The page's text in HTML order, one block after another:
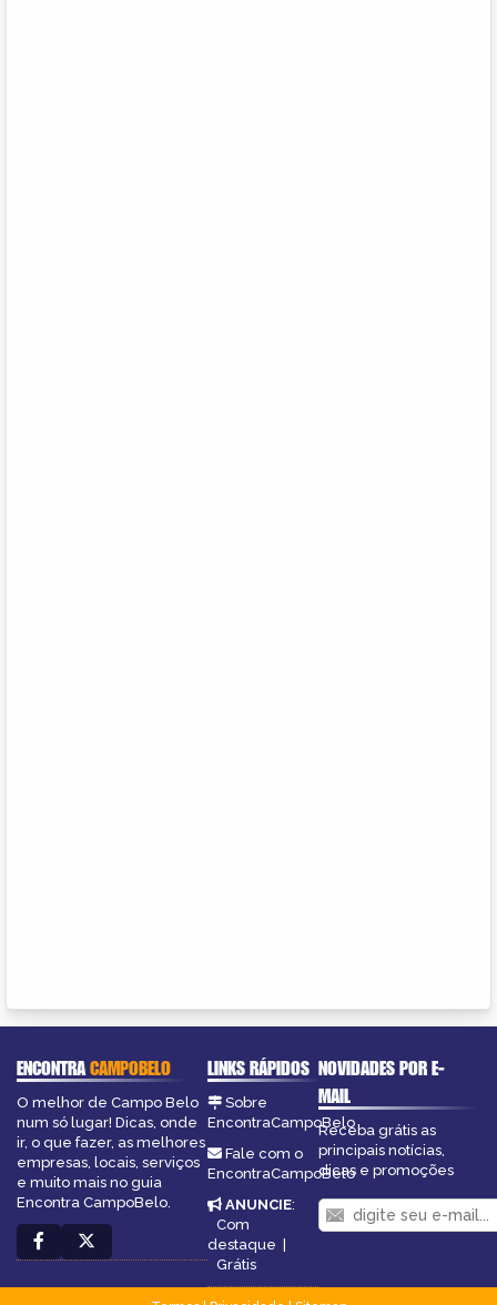
ENCONTRACAMPOBELO
O melhor de Campo Belo
num só lugar! Dicas, onde
ir, o que fazer, as melhores
empresas, locais, serviços
e muito mais no guia
Encontra CampoBelo.
LINKS RÁPIDOS
Sobre
EncontraCampoBelo
Fale com o
EncontraCampoBelo
ANUNCIE:
Com
destaque
Grátis
NOVIDADES POR E-
MAIL
Receba grátis as
principais notícias,
dicas e promoções